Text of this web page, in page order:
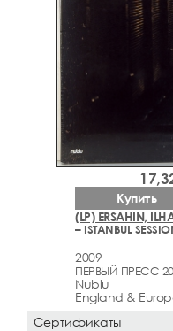
(LP) ERSAHIN,
– ISTANBUL
2009
ПЕРВЫЙ ПРЕСС
Nublu
England &
Купить
Сертификаты